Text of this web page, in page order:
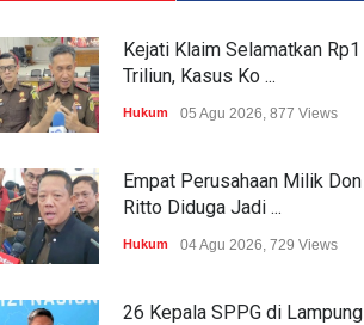
Kejati Klaim Selamatkan Rp1
Triliun, Kasus Ko ...
Hukum 05 Agu 2026, 877 Views
Empat Perusahaan Milik Don
Ritto Diduga Jadi ...
Hukum 04 Agu 2026, 729 Views
26 Kepala SPPG di Lampung